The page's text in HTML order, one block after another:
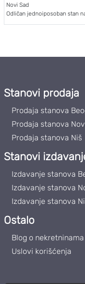
Novi Sad
Odličan jednoiposoban stan
Stanovi prodaja
Prodaja stanova
Prodaja stanova
Prodaja stanova Niš
Stanovi
Izdavanje stanova
Izdavanje stanova
Izdavanje stanova
Ostalo
Blog o nekretninama
Uslovi korišćenja